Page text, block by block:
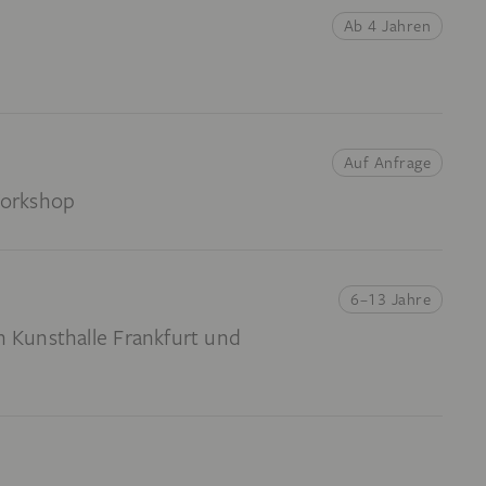
Ab 4 Jahren
Auf Anfrage
Kunsthalle Frankfurt und
6–13 Jahre